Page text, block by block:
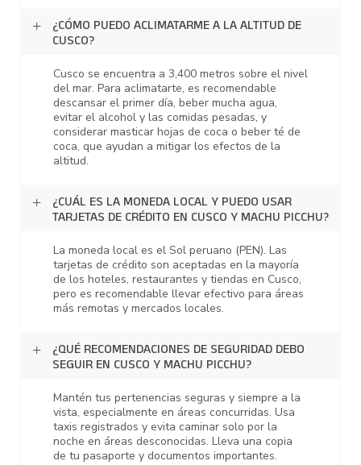
¿CÓMO PUEDO ACLIMATARME A LA ALTITUD DE
CUSCO?
Cusco se encuentra a 3,400 metros sobre el nivel
del mar. Para aclimatarte, es recomendable
descansar el primer día, beber mucha agua,
evitar el alcohol y las comidas pesadas, y
considerar masticar hojas de coca o beber té de
coca, que ayudan a mitigar los efectos de la
altitud.
¿CUÁL ES LA MONEDA LOCAL Y PUEDO USAR
TARJETAS DE CRÉDITO EN CUSCO Y MACHU PICCHU?
La moneda local es el Sol peruano (PEN). Las
tarjetas de crédito son aceptadas en la mayoría
de los hoteles, restaurantes y tiendas en Cusco,
pero es recomendable llevar efectivo para áreas
más remotas y mercados locales.
¿QUÉ RECOMENDACIONES DE SEGURIDAD DEBO
SEGUIR EN CUSCO Y MACHU PICCHU?
Mantén tus pertenencias seguras y siempre a la
vista, especialmente en áreas concurridas. Usa
taxis registrados y evita caminar solo por la
noche en áreas desconocidas. Lleva una copia
de tu pasaporte y documentos importantes.